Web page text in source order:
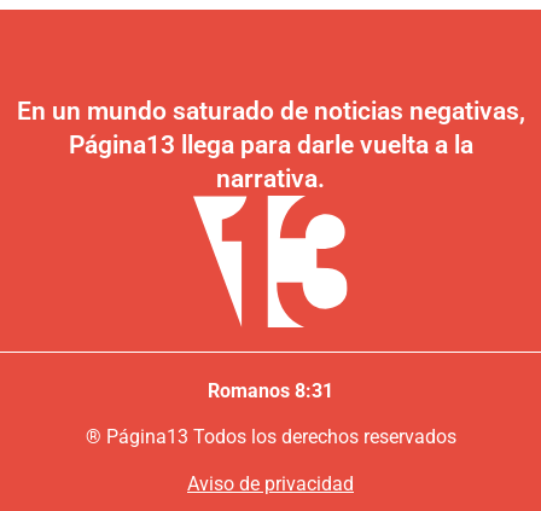
En un mundo saturado de noticias negativas,
Página13 llega para darle vuelta a la
narrativa.
Romanos 8:31
® Página13 Todos los derechos reservados
Aviso de privacidad